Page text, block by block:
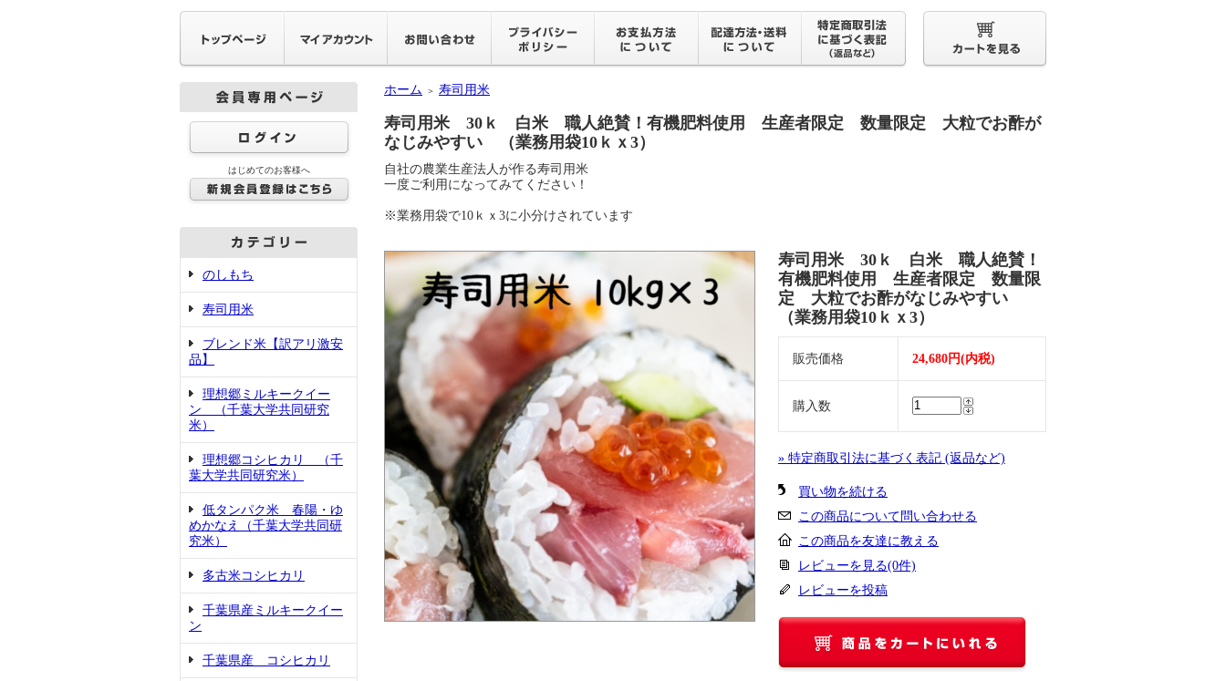
はじめてのお客様へ
のしもち
寿司用米
ブレンド米【訳アリ激安
品】
理想郷ミルキークイー
ン （千葉大学共同研究
米）
理想郷コシヒカリ （千
葉大学共同研究米）
低タンパク米 春陽・ゆ
めかなえ（千葉大学共同研
究米）
多古米コシヒカリ
千葉県産ミルキークイー
ン
千葉県産 コシヒカリ
ホーム ＞ 寿司用米
寿司用米 30ｋ 白米 職人絶賛！有機肥料使用 生産者限定 数量限定 大粒でお酢が
なじみやすい （業務用袋10ｋｘ3）
自社の農業生産法人が作る寿司用米
一度ご利用になってみてください！
※業務用袋で10ｋｘ3に小分けされています
寿司用米 30ｋ 白米 職人絶賛！
有機肥料使用 生産者限定 数量限
定 大粒でお酢がなじみやすい
（業務用袋10ｋｘ3）
販売価格 24,680円(内税)
購入数
» 特定商取引法に基づく表記 (返品など)
買い物を続ける
この商品について問い合わせる
この商品を友達に教える
レビューを見る(0件)
レビューを投稿